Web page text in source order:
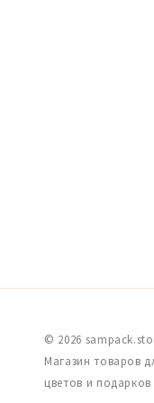
© 2026
Магазин товаров
цветов и